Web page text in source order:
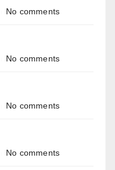
No comments
No comments
No comments
No comments